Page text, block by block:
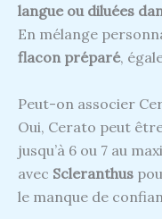
langue ou diluées
En mélange
flacon préparé,
Peut-on associer
Oui, Cerato peut
jusqu’à 6 ou 7 au
avec Scleranthus
le manque de